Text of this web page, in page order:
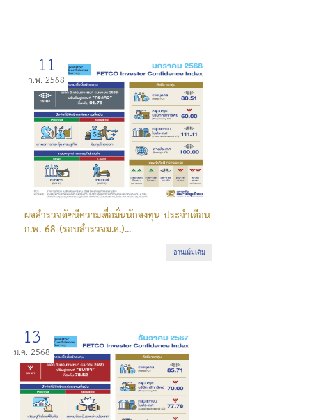
11
ก.พ. 2568
ผลสำรวจดัชนีความเชื่อมั่นนักลงทุน ประจำเดือน
ก.พ. 68 (รอบสำรวจม.ค.)...
อ่านเพิ่มเติม
13
ม.ค. 2568